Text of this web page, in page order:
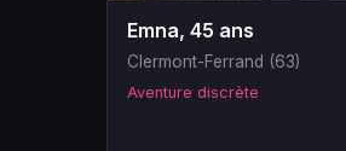
Emna, 45 ans
Clermont-Ferrand (63)
Aventure discrète